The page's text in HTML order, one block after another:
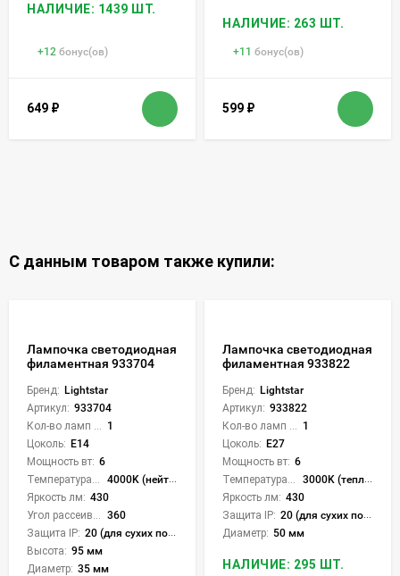
НАЛИЧИЕ: 1439 ШТ.
+12 бонус(ов)
649 ₽
НАЛИЧИЕ: 263 ШТ.
+11 бонус(ов)
599 ₽
С данным товаром также купили:
Лампочка светодиодная
филаментная 933704
Бренд: Lightstar
Артикул: 933704
1
Цоколь: E14
Мощность вт: 6
4000K (нейтральный)
Яркость лм: 430
360
Защита IP: 20 (для сухих пом.)
Высота: 95 мм
Диаметр: 35 мм
Лампочка светодиодная
филаментная 933822
Бренд: Lightstar
Артикул: 933822
1
Цоколь: E27
Мощность вт: 6
3000K (теплый)
Яркость лм: 430
Защита IP: 20 (для сухих пом.)
Диаметр: 50 мм
НАЛИЧИЕ: 295 ШТ.